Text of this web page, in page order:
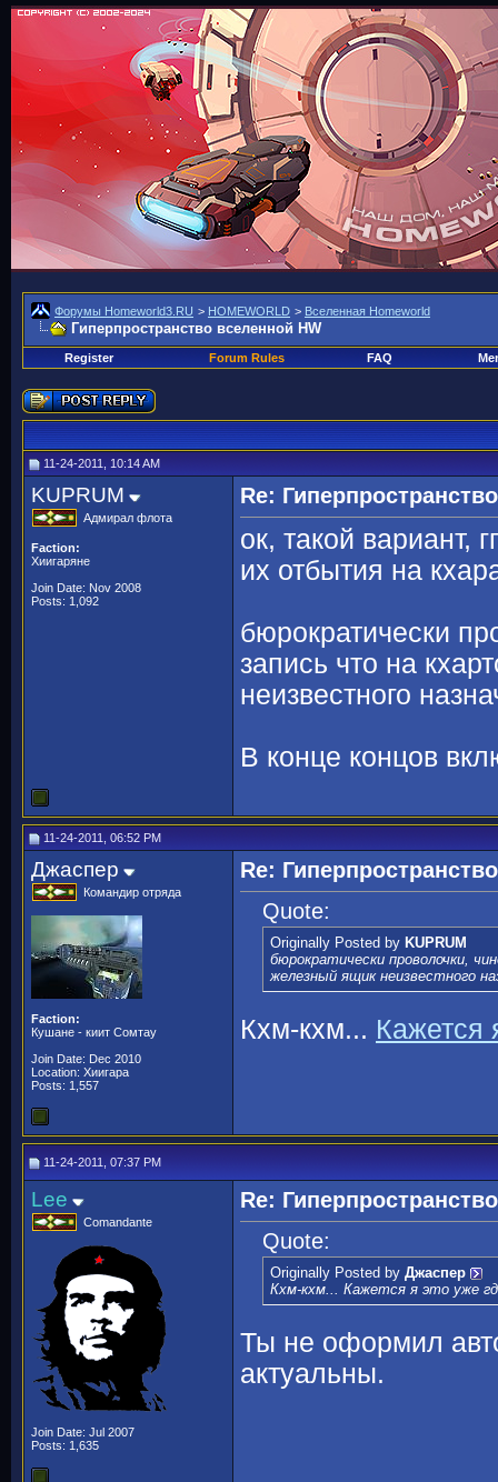
Форумы Homeworld3.RU > HOMEWORLD > Вселенная Homeworld
Гиперпространство вселенной HW
Register Forum Rules FAQ
11-24-2011, 10:14 AM
KUPRUM
Адмирал флота
Faction:
Хиигаряне
Join Date: Nov 2008
Posts: 1,092
Re:
ок, такой вариант,
их отбытия на
бюрократически
запись что на
неизвестного
В конце концов
11-24-2011, 06:52 PM
Джаспер
Командир отряда
Faction:
Кушане - киит Сомтау
Join Date: Dec 2010
Location: Хиигара
Posts: 1,557
Re:
Quote:
Originally Posted by KUPRUM
бюрократически проволочки,
железный ящик неизвестного
Кхм-кхм... Кажется
11-24-2011, 07:37 PM
Lee
Comandante
Join Date: Jul 2007
Posts: 1,635
Re:
Quote:
Originally Posted by Джаспер
Кхм-кхм... Кажется я это уже
Ты не оформил
актуальны.